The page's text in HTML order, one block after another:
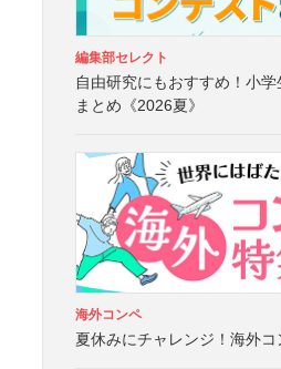
編集部セレクト
自由研究にもおすすめ！小学
まとめ《2026夏》
海外コンペ
夏休みにチャレンジ！海外